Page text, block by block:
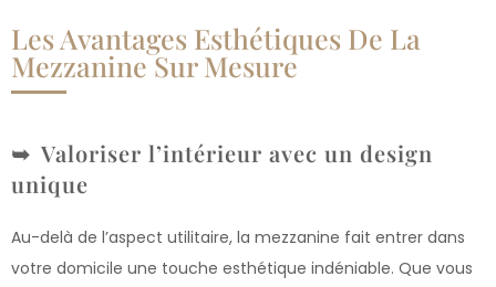
Les Avantages Esthétiques De La
Mezzanine Sur Mesure
Valoriser l’intérieur avec un design
unique
Au-delà de l’aspect utilitaire, la mezzanine fait entrer dans
votre domicile une touche esthétique indéniable. Que vous